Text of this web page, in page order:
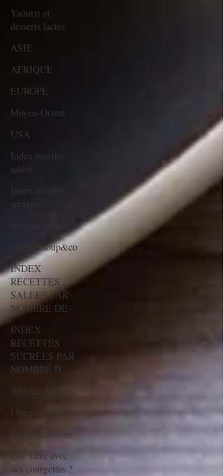
Yaourts et
desserts lactés
ASIE
AFRIQUE
EUROPE
Moyen-Orient
USA
Index recettes
salées
Index recettes
sucrées
recettes soup&co
INDEX
RECETTES
SALEES PAR
NOMBRE DE
INDEX
RECETTES
SUCREES PAR
NOMBRE D
Articles de fonds
Ustensiles malins
Crèmes desserts
Que faire avec
des courgettes ?